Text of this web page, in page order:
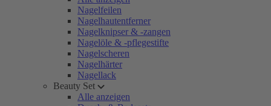
Nagelfeilen
Nagelhautentferner
Nagelknipser & -zangen
Nagelöle & -pflegestifte
Nagelscheren
Nagelhärter
Nagellack
Beauty Set
Alle anzeigen